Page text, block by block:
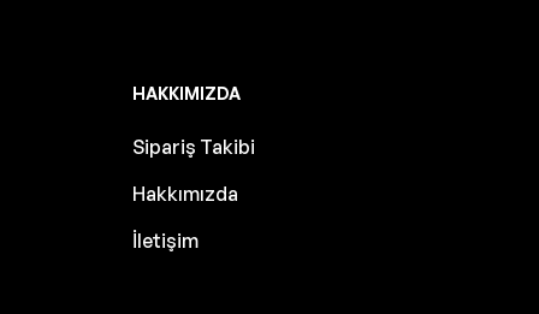
HAKKIMIZDA
Sipariş Takibi
Hakkımızda
İletişim